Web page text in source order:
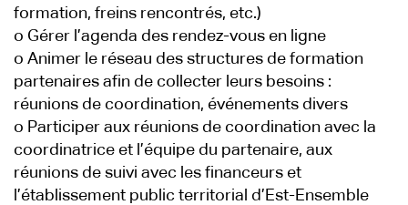
formation, freins rencontrés, etc.)
o Gérer l’agenda des rendez-vous en ligne
o Animer le réseau des structures de formation
partenaires afin de collecter leurs besoins :
réunions de coordination, événements divers
o Participer aux réunions de coordination avec la
coordinatrice et l’équipe du partenaire, aux
réunions de suivi avec les financeurs et
l’établissement public territorial d’Est-Ensemble